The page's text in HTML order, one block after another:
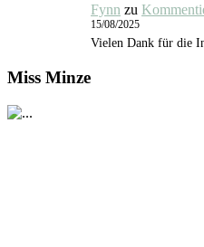
Fynn zu
15/08/2025
Vielen Dank für die
Miss Minze